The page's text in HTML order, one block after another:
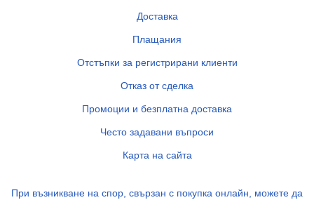
Доставка
Плащания
Отстъпки за регистрирани клиенти
Отказ от сделка
Промоции и безплатна доставка
Често задавани въпроси
Карта на сайта
При възникване на спор, свързан с покупка онлайн, можете да